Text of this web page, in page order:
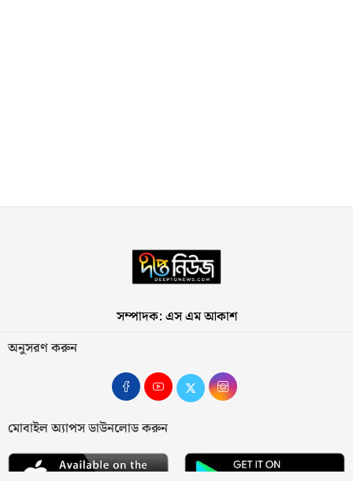
সম্পাদক: এস এম আকাশ
অনুসরণ করুন
মোবাইল অ্যাপস ডাউনলোড করুন